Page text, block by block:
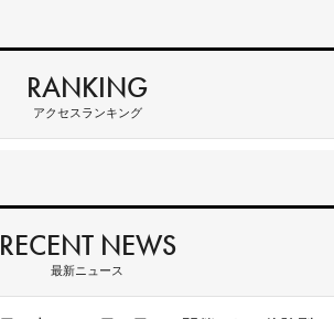
RANKING
アクセスランキング
RECENT NEWS
最新ニュース